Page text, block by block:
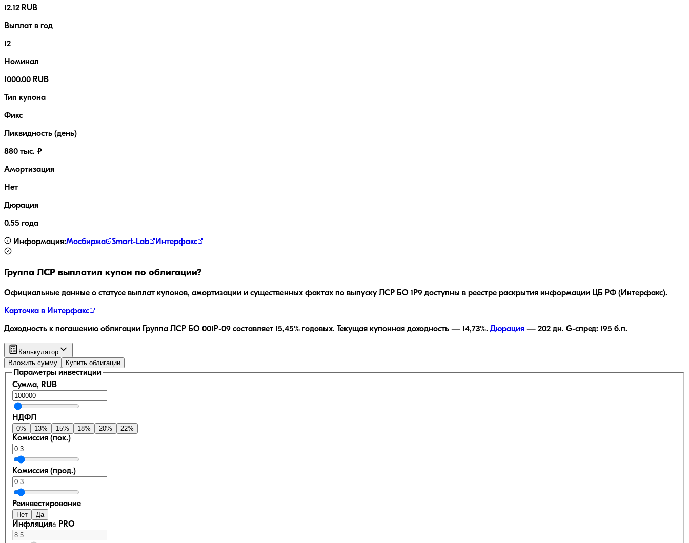
12.12 RUB
Выплат в год
12
Номинал
1000.00 RUB
Тип купона
Фикс
Ликвидность (день)
880 тыс. ₽
Амортизация
Нет
Дюрация
0.55 года
Информация:Мосбиржа Smart-Lab Интерфакс
Группа ЛСР выплатил купон по облигации?
Официальные данные о статусе выплат купонов, амортизации и существенных фактах по выпуску ЛСР БО 1Р9 доступны в реестре раскрытия информации ЦБ РФ (Интерфакс).
Карточка в Интерфакс
Доходность к погашению облигации Группа ЛСР БО 001Р-09 составляет 15,45% годовых. Текущая купонная доходность — 14,73%. Дюрация — 202 дн. G-спред: 195 б.п.
Калькулятор
Вложить сумму
Купить облигации
Параметры инвестиции
Сумма, RUB
НДФЛ
0% 13% 15% 18% 20% 22%
Комиссия (пок.)
Комиссия (прод.)
Реинвестирование
Нет Да
Инфляция PRO